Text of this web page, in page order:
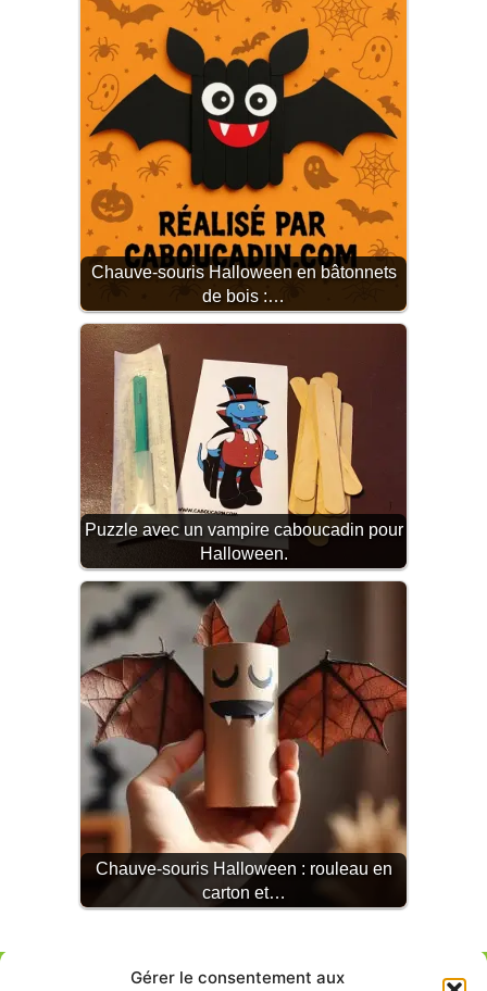
Gérer le consentement aux
Chauve-souris Halloween en bâtonnets
de bois :…
Puzzle avec un vampire caboucadin pour
Halloween.
Chauve-souris Halloween : rouleau en
carton et…